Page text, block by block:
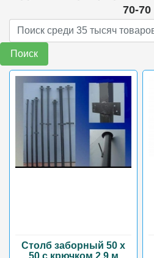
70-70
Поиск
Столб заборный 50 х
50 с крючком 2,9 м